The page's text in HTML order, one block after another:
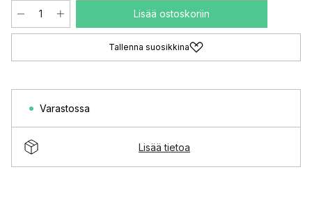
Lisää ostoskoriin
Tallenna suosikkina
Varastossa
Lisää tietoa